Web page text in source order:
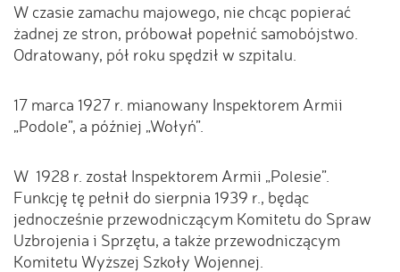
W czasie zamachu majowego, nie chcąc popierać
żadnej ze stron, próbował popełnić samobójstwo.
Odratowany, pół roku spędził w szpitalu.
17 marca 1927 r. mianowany Inspektorem Armii
„Podole”, a później „Wołyń”.
W 1928 r. został Inspektorem Armii „Polesie”.
Funkcję tę pełnił do sierpnia 1939 r., będąc
jednocześnie przewodniczącym Komitetu do Spraw
Uzbrojenia i Sprzętu, a także przewodniczącym
Komitetu Wyższej Szkoły Wojennej.